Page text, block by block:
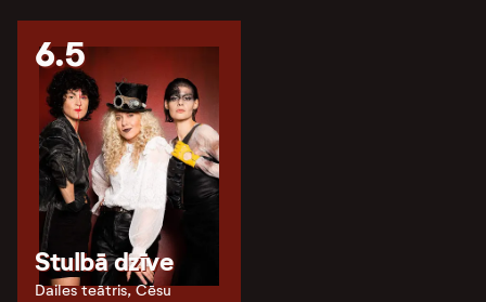
6.5
Stulbā dzīve
Dailes teātris, Cēsu